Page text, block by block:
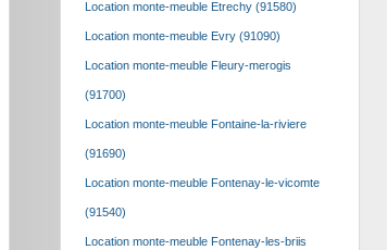
Location monte-meuble Etrechy (91580)
Location monte-meuble Evry (91090)
Location monte-meuble Fleury-merogis
(91700)
Location monte-meuble Fontaine-la-riviere
(91690)
Location monte-meuble Fontenay-le-vicomte
(91540)
Location monte-meuble Fontenay-les-briis